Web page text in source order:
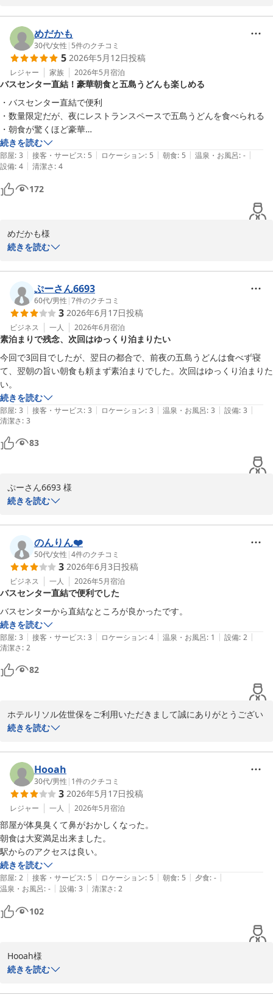
りがとうございます。歯ブラシはフロント横のアメニティコーナー
よりお取りいただく形式となっております。ご案内がわかりずらく
申し訳ございませんでした。また、次回は朝食を利用してみたいと
のお言葉をいただき大変うれしく存じます。ぜひ当ホテル自慢の朝
食や夜食サービスの五島うどんもお楽しみくださいませ。
またのお越しをスタッフ一同心よりお待ち申し上げております。
ホテルリソル佐世保　山瀧
ホテルリソル佐世保
2026-05-31
めだかも
30代/女性 | 5件のクチコミ
5 2026年5月12日投稿
レジャー 家族 2026年5月宿泊
バスセンター直結！豪華朝食と五島うどんも楽しめる
・バスセンター直結で便利
・数量限定だが、夜にレストランスペースで五島うどんを食べられる
・朝食が驚くほど豪華
・チェックアウト後も荷物を預かってくれる
続きを読む
部屋: 3 | 接客・サービス: 5 | ロケーション: 5 | 朝食: 5 | 温泉・お風呂: - |
設備: 4 | 清潔さ: 4
172
めだかも様
ホテルリソル佐世保をご利用いただき誠にありがとうございます。
さ、美味しさ、美しさ、季節感をお楽しみいただけるように料理
長、厨房スタッフ、レストランサービススタッフと知恵を出し合い
料理メニューを決めております。ご満足いただけたご様子が伺えス
タッフ一同、身に余る思いでございます。
クチコミや直接いただけるお客様のご意見を広く受け止め、できる
かぎり次回のメニューへ反映させるようにしております。いつでも
お客様のご期待に添えるようにスタッフ一同精進してまいります。
めだかも様のまたのご来館をスタッフ一同お待ちしております。
ホテルリソル佐世保
2026-05-25
続きを読む
ぷーさん6693
60代/男性 |7件のクチコミ
3 2026年6月17日投稿
ビジネス 一人 2026年6月宿泊
素泊まりで残念、次回はゆっくり泊まりたい
今回で3回目でしたが、翌日の都合で、前夜の五島うどんは食べず寝
て、翌朝の旨い朝食も頼まず素泊まりでした。次回はゆっくり泊まりた
い。
続きを読む
部屋: 3 | 接客・サービス: 3 | ロケーション: 3 | 温泉・お風呂: 3 | 設備: 3 |
清潔さ: 3
83
ぷーさん6693 様
この度は３回目のご宿泊誠にありがとうございます。
ったとのこと残念に思います。次回はぜひごゆっくりご滞在いただ
き当ホテル自慢の朝食や五島うどんをお楽しみいただければ幸いで
す。
またのお越しをスタッフ一同心よりお待ち申し上げております。
ホテルリソル佐世保　山瀧
ホテルリソル佐世保
2026-07-04
続きを読む
のんりん❤️
50代/女性 |4件のクチコミ
3 2026年6月3日投稿
ビジネス 一人 2026年5月宿泊
バスセンター直結で便利でした
バスセンターから直結なところが良かったです。
続きを読む
部屋: 3 | 接客・サービス: 3 | ロケーション: 4 | 温泉・お風呂: 1 | 設備: 2 |
清潔さ: 2
82
ホテルリソル佐世保をご利用いただきまして誠にありがとうござい
ます。
に、スタッフ一同、一丸となって取り組んでおります。
今後とも多くのお客様に感動と満足を与えられるようスタッフ一同
精進して参ります。
お客様のまたのご利用心からお待ち申し上げます。
ホテルリソル佐世保　山瀧
ホテルリソル佐世保
2026-06-10
続きを読む
Hooah
30代/男性 | 1件のクチコミ
3 2026年5月17日投稿
レジャー 一人 2026年5月宿泊
部屋が体臭臭くて鼻がおかしくなった。
朝食は大変満足出来ました。
駅からのアクセスは良い。
続きを読む
部屋: 2 | 接客・サービス: 5 | ロケーション: 5 | 朝食: 5 | 夕食: - |
温泉・お風呂: - | 設備: 3 | 清潔さ: 2
102
Hooah様
この度はホテルリソル佐世保をご利用いただきまして誠にありがと
お部屋の臭いによりご不快な思いをおかけし誠に申し訳ございませ
続きを読む